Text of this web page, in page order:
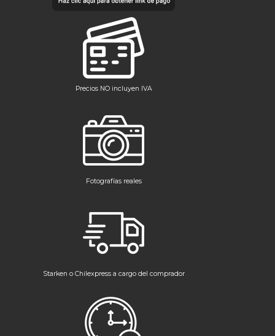
Precios NO incluyen IVA
Fotografías reales
Starken o Chilexpress a cargo del comprador